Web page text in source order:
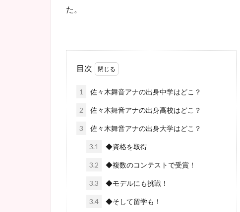
た。
目次
1 佐々木舞音アナの出身中学はどこ？
2 佐々木舞音アナの出身高校はどこ？
3 佐々木舞音アナの出身大学はどこ？
3.1 ◆資格を取得
3.2 ◆複数のコンテストで受賞！
3.3 ◆モデルにも挑戦！
3.4 ◆そして留学も！